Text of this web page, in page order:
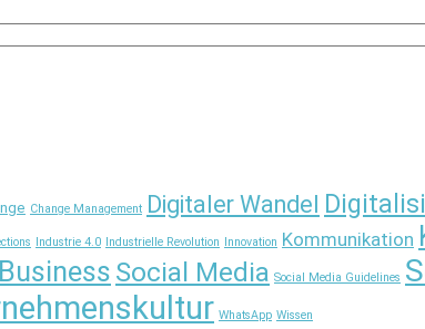
Change Management Digitaler Wandel
Industrie 4.0 Industrielle Revolution Innovation Kommunikation
Social Media Social Media Guidelines
WhatsApp Wissen